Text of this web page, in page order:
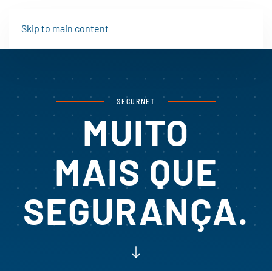
Skip to main content
SECURNET
MUITO
MAIS QUE
SEGURANÇA.